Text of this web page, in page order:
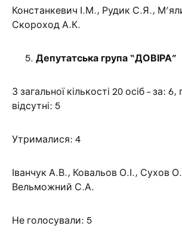
Констанкевич І.М., Рудик С.Я.,
Скороход А.К.
Депутатська група “ДОВІРА”
З загальної кількості 20 осіб – за:
відсутні: 5
Утрималися: 4
Іванчук А.В., Ковальов О.І., Сухов
Вельможний С.А.
Не голосували: 5